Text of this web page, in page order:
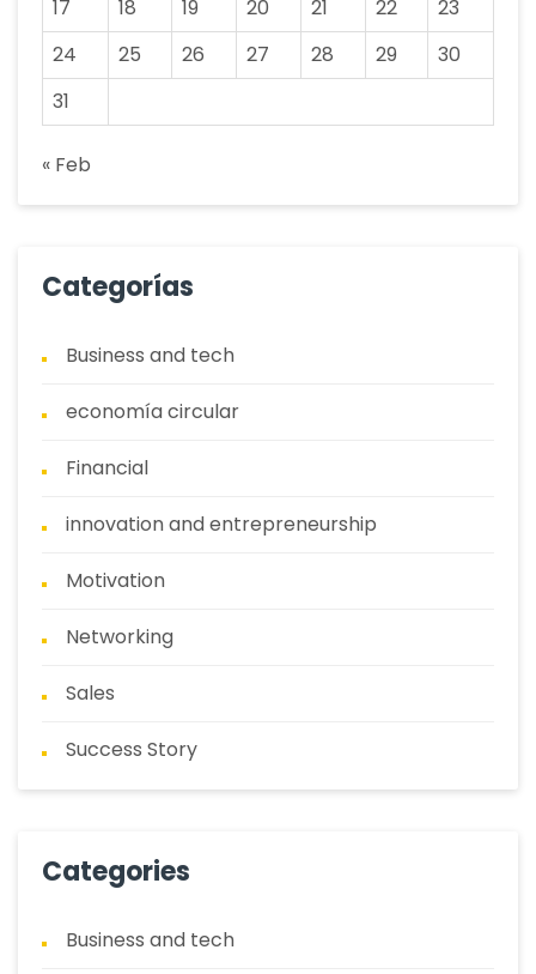
17 18 19 20 21 22
23
24
25 26 27 28 29
30
31
« Feb
Categorías
Business and tech
economía circular
Financial
innovation and entrepreneurship
Motivation
Networking
Sales
Success Story
Categories
Business and tech